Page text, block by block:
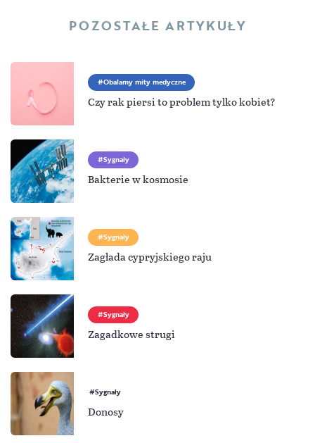
POZOSTAŁE ARTYKUŁY
Obalamy mity medyczne
Czy rak piersi to problem tylko kobiet?
Sygnały
Bakterie w kosmosie
Sygnały
Zagłada cypryjskiego raju
Sygnały
Zagadkowe strugi
Sygnały
Donosy